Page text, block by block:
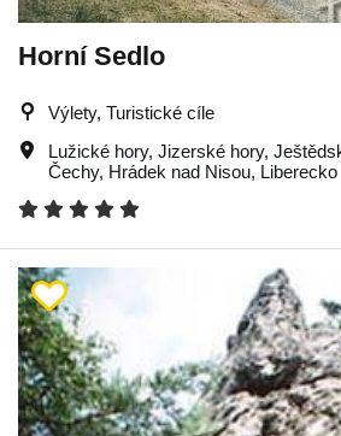
Horní Sedlo
Výlety, Turistické cíle
Lužické hory, Jizerské hory,
Čechy, Hrádek nad Nisou, Liberecko